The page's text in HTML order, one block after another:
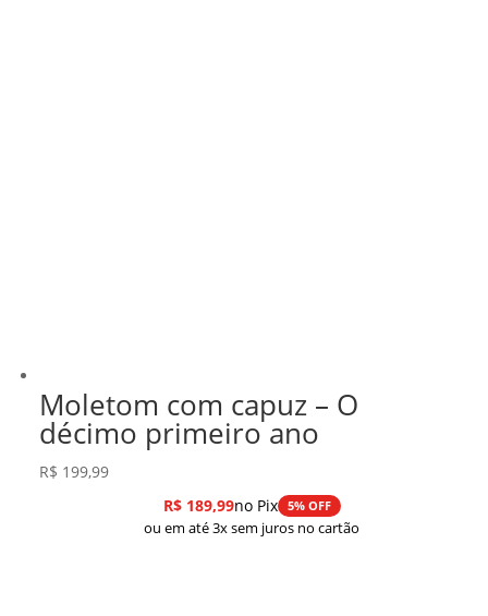
Moletom com capuz – O
décimo primeiro ano
R$ 199,99
R$189,99no Pix 5% OFF
ou em até 3x sem juros no cartão